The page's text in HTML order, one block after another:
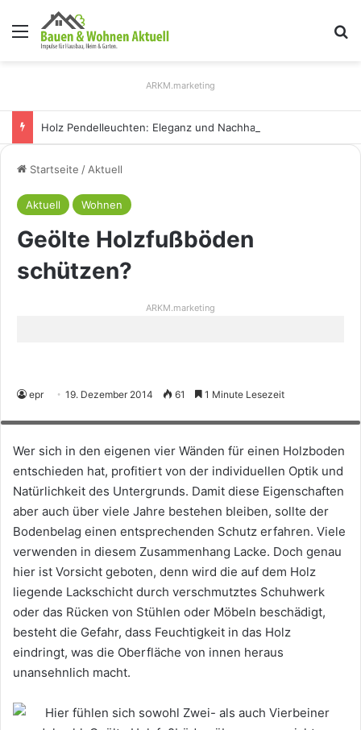
Menü
ARKM.marketing
Startseite / Aktuell
Aktuell Wohnen
Geölte Holzfußböden
schützen?
ARKM.marketing
epr 19. Dezember 2014 61 1 Minute Lesezeit
Offenporigkeit trägt auch einen großen Teil zu einem gesunden Raumklima
Wer sich in den eigenen vier Wänden für einen Holzboden
entschieden hat, profitiert von der individuellen Optik und
Natürlichkeit des Untergrunds. Damit diese Eigenschaften
aber auch über viele Jahre bestehen bleiben, sollte der
Bodenbelag einen entsprechenden Schutz erfahren. Viele
verwenden in diesem Zusammenhang Lacke. Doch genau
hier ist Vorsicht geboten, denn wird die auf dem Holz
liegende Lackschicht durch verschmutztes Schuhwerk
oder das Rücken von Stühlen oder Möbeln beschädigt,
besteht die Gefahr, dass Feuchtigkeit in das Holz
eindringt, was die Oberfläche von innen heraus
unansehnlich macht.